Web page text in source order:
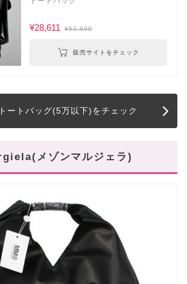
¥28,611 ¥52,800
販売サイトをチェック
ートバッグ(5万以下)をチェック
メゾンマルジェラ)